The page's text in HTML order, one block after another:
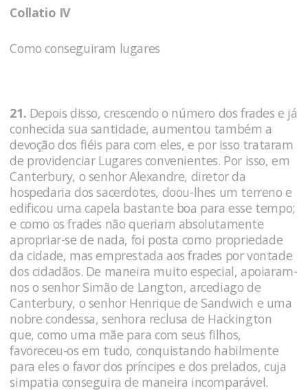
Collatio IV
Como conseguiram lugares
21. Depois disso, crescendo o número dos frades e já
conhecida sua santidade, aumentou também a
devoção dos fiéis para com eles, e por isso trataram
de providenciar Lugares convenientes. Por isso, em
Canterbury, o senhor Alexandre, diretor da
hospedaria dos sacerdotes, doou-lhes um terreno e
edificou uma capela bastante boa para esse tempo;
e como os frades não queriam absolutamente
apropriar-se de nada, foi posta como propriedade
da cidade, mas emprestada aos frades por vontade
dos cidadãos. De maneira muito especial, apoiaram-
nos o senhor Simão de Langton, arcediago de
Canterbury, o senhor Henrique de Sandwich e uma
nobre condessa, senhora reclusa de Hackington
que, como uma mãe para com seus filhos,
favoreceu-os em tudo, conquistando habilmente
para eles o favor dos príncipes e dos prelados, cuja
simpatia conseguira de maneira incomparável.